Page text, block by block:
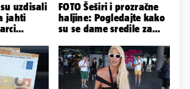
su uzdisali
jahti
FOTO Šeširi i prozračne
haljine: Pogledajte kako
su se dame sredile za